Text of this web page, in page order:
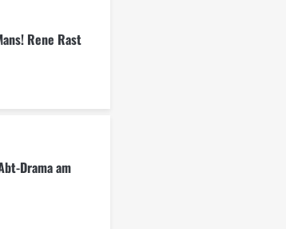
Rene Rast
Drama am